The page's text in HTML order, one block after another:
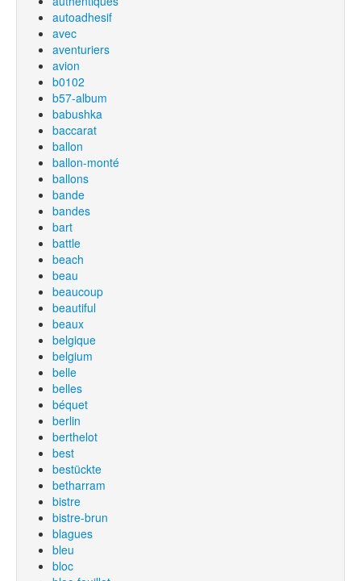
autoadhesif
avec
aventuriers
avion
b0102
b57-album
babushka
baccarat
ballon
ballon-monté
ballons
bande
bandes
bart
battle
beach
beau
beaucoup
beautiful
beaux
belgique
belgium
belle
belles
béquet
berlin
berthelot
best
bestückte
betharram
bistre
bistre-brun
blagues
bleu
bloc